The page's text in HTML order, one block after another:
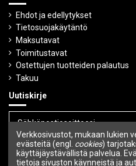
Ehdot ja edellytykset
Tietosuojakäytäntö
Maksutavat
Toimitustavat
Ostettujen tuotteiden palautus
Takuu
Uutiskirje
Voit peruuttaa tilauksen milloin tahansa.
Verkkosivustot, mukaan lukien
evästeitä (engl. cookies)
käyttäjäystävällistä palvelua.
tietoja sivuston käynneistä ja